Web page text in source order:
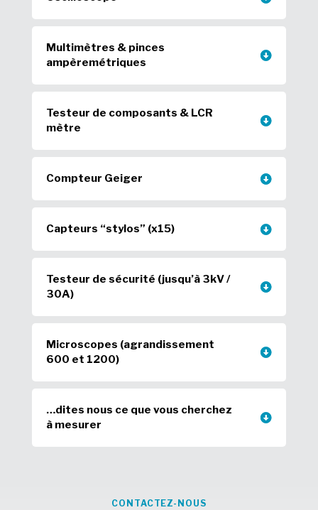
Multimètres & pinces
ampèremétriques
Testeur de composants & LCR
mètre
Compteur Geiger
Capteurs “stylos” (x15)
Testeur de sécurité (jusqu’à 3kV /
30A)
Microscopes (agrandissement
600 et 1200)
…dites nous ce que vous cherchez
à mesurer
CONTACTEZ-NOUS